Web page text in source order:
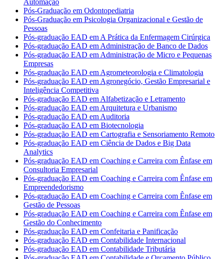
Automação
Pós-Graduação em Odontopediatria
Pós-Graduação em Psicologia Organizacional e Gestão de
Pessoas
Pós-graduação EAD em A Prática da Enfermagem Cirúrgica
Pós-graduação EAD em Administração de Banco de Dados
Pós-graduação EAD em Administração de Micro e Pequenas
Empresas
Pós-graduação EAD em Agrometeorologia e Climatologia
Pós-graduação EAD em Agronegócio, Gestão Empresarial e
Inteligência Competitiva
Pós-graduação EAD em Alfabetização e Letramento
Pós-graduação EAD em Arquitetura e Urbanismo
Pós-graduação EAD em Auditoria
Pós-graduação EAD em Biotecnologia
Pós-graduação EAD em Cartografia e Sensoriamento Remoto
Pós-graduação EAD em Ciência de Dados e Big Data
Analytics
Pós-graduação EAD em Coaching e Carreira com Ênfase em
Consultoria Empresarial
Pós-graduação EAD em Coaching e Carreira com Ênfase em
Empreendedorismo
Pós-graduação EAD em Coaching e Carreira com Ênfase em
Gestão de Pessoas
Pós-graduação EAD em Coaching e Carreira com Ênfase em
Gestão do Conhecimento
Pós-graduação EAD em Confeitaria e Panificação
Pós-graduação EAD em Contabilidade Internacional
Pós-graduação EAD em Contabilidade Tributária